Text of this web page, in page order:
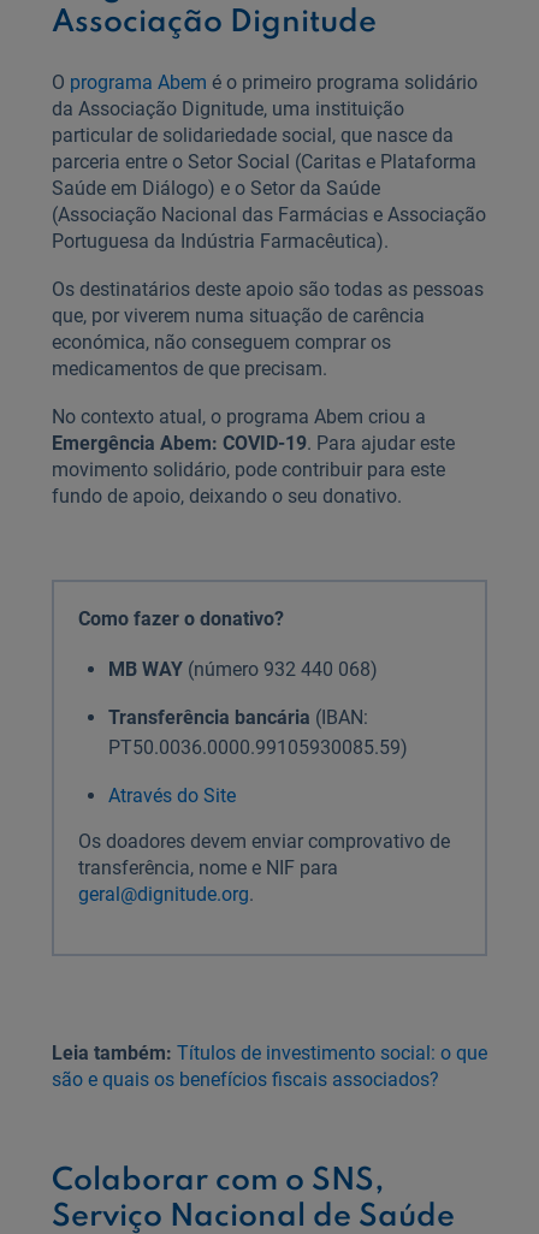
Associação Dignitude
O programa Abem é o primeiro programa solidário
da Associação Dignitude, uma instituição
particular de solidariedade social, que nasce da
parceria entre o Setor Social (Caritas e Plataforma
Saúde em Diálogo) e o Setor da Saúde
(Associação Nacional das Farmácias e Associação
Portuguesa da Indústria Farmacêutica).
Os destinatários deste apoio são todas as pessoas
que, por viverem numa situação de carência
económica, não conseguem comprar os
medicamentos de que precisam.
No contexto atual, o programa Abem criou a
Emergência Abem: COVID-19. Para ajudar este
movimento solidário, pode contribuir para este
fundo de apoio, deixando o seu donativo.
Como fazer o donativo?
MB WAY (número 932 440 068)
Transferência bancária (IBAN:
PT50.0036.0000.99105930085.59)
Através do Site
Os doadores devem enviar comprovativo de
transferência, nome e NIF para
geral@dignitude.org.
Leia também: Títulos de investimento social: o que
são e quais os benefícios fiscais associados?
Colaborar com o SNS,
Serviço Nacional de Saúde